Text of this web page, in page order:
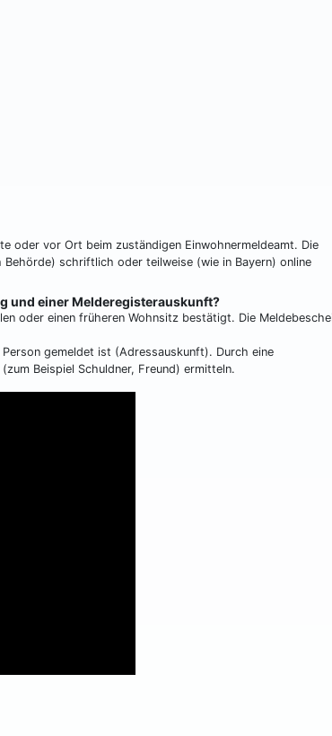
oder vor Ort beim zuständigen Einwohnermeldeamt. Die
schriftlich oder teilweise (wie in Bayern) online
und einer Melderegisterauskunft?
oder einen früheren Wohnsitz bestätigt. Die
gemeldet ist (Adressauskunft). Durch eine
Beispiel Schuldner, Freund) ermitteln.